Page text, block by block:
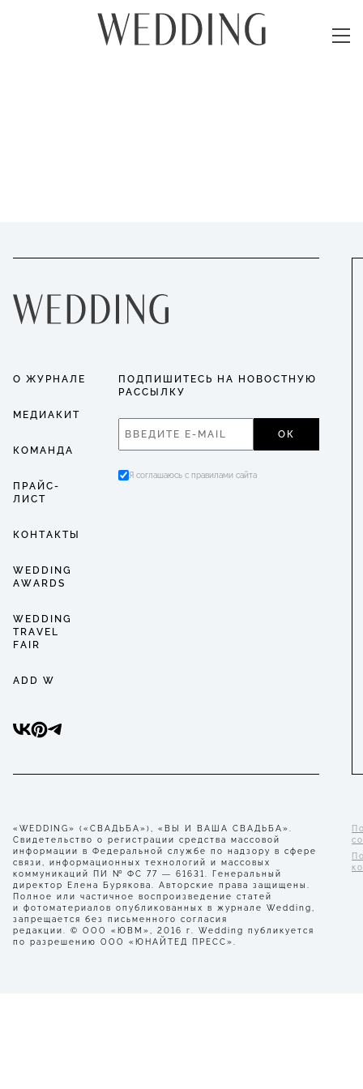
О ЖУРНАЛЕ
МЕДИАКИТ
КОМАНДА
ПРАЙС-
ЛИСТ
КОНТАКТЫ
WEDDING
AWARDS
WEDDING
TRAVEL
FAIR
ADD W
ПОДПИШИТЕСЬ НА НОВОСТНУЮ
РАССЫЛКУ
ОК
Я соглашаюсь с правилами сайта
«WEDDING» («СВАДЬБА»), «ВЫ И ВАША СВАДЬБА».
Свидетельство о регистрации средства массовой
информации в Федеральной службе по надзору в сфере
связи, информационных технологий и массовых
коммуникаций ПИ № ФС 77 — 61631. Генеральный
директор Елена Бурякова. Авторские права защищены.
Полное или частичное воспроизведение статей
и фотоматериалов опубликованных в журнале Wedding,
запрещается без письменного согласия
редакции. © ООО «ЮВМ», 2016 г. Wedding публикуется
по разрешению ООО «ЮНАЙТЕД ПРЕСС».